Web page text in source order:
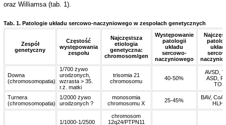
oraz Williamsa (tab. 1).
Tab. 1. Patologie układu sercowo-naczyniowego w zespołach genetycznych
Zespół
genetyczny
Częstość
występowania
zespołu
Najczęstsza
etiologia
genetyczna:
chromosom/gen
Występowanie
patologii
układu
sercowo-
naczyniowego
Downa
(chromosomopatia)
1/700 żywo
urodzonych,
wzrasta > 35.
r.ż. matki
trisomia 21
chromosomu
40-50%
AVSD,
ASD,
TOF
Turnera
(chromosomopatia)
1/2000 żywo
urodzonych ?
monosomia
chromosomu X
25-45%
BAV,
1/1000-1/2500
chromosom
12q24/PTPN11